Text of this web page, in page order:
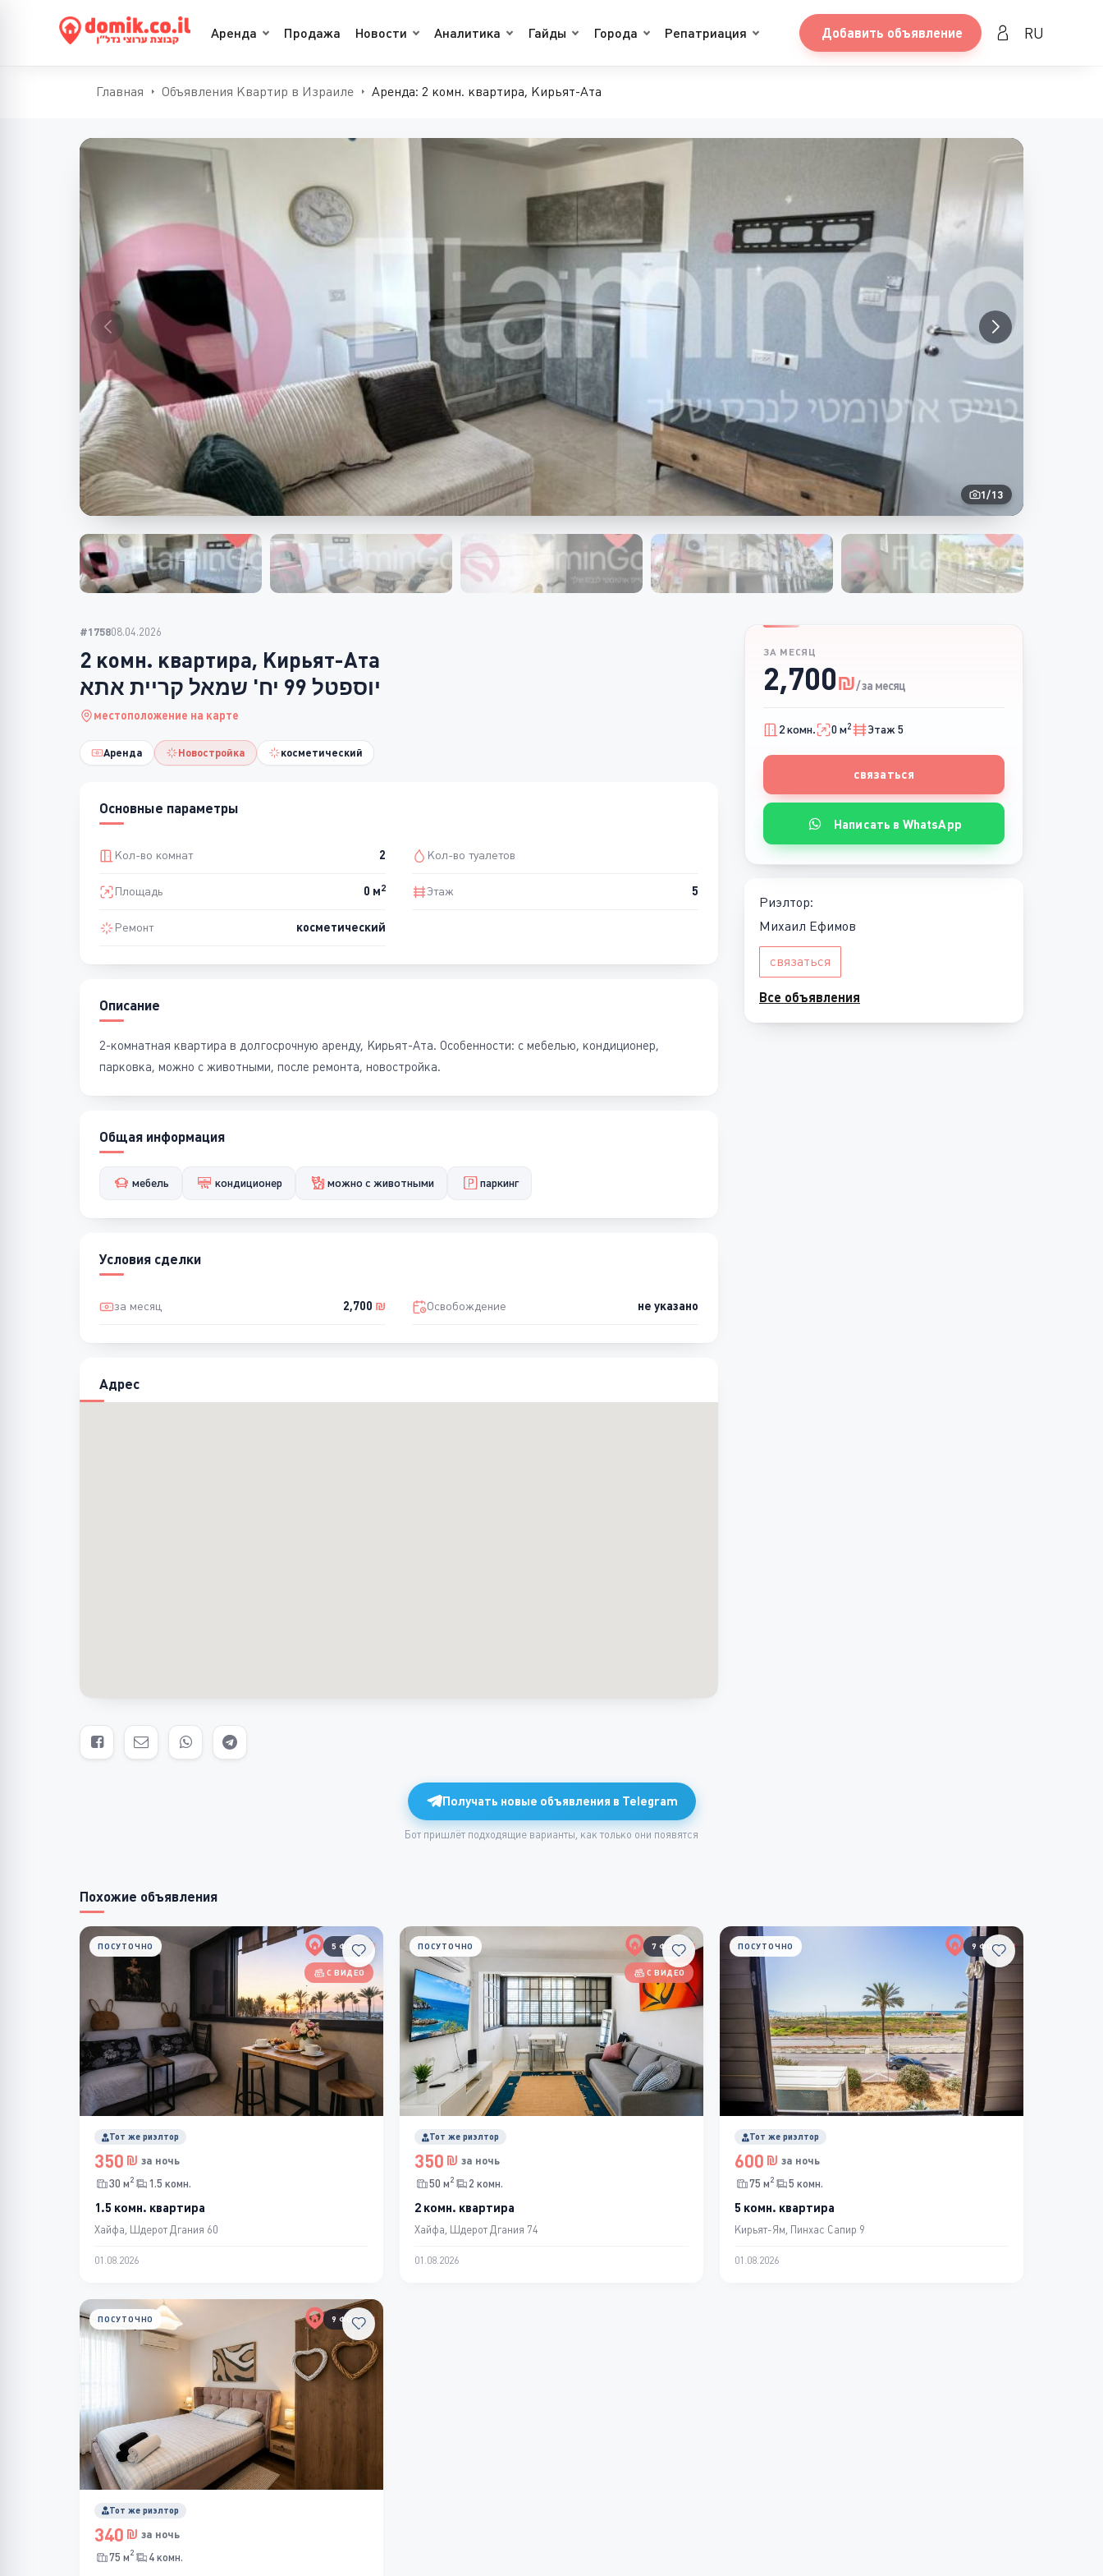
Аренда Продажа Новости Аналитика Гайды Города Репатриация Добавить объявление RU
Главная Объявления Квартир в Израиле Аренда: 2 комн. квартира, Кирьят-Ата
1/13
ЗА МЕСЯЦ
2,700₪/ за месяц
2 комн. 0 м2 Этаж 5
связаться
Написать в WhatsApp
Риэлтор:
Михаил Ефимов
связаться
Все объявления
#175808.04.2026
2 комн. квартира, Кирьят-Ата
יוספטל 99 יח' שמאל קריית אתא
местоположение на карте
Аренда Новостройка косметический
Основные параметры
Кол-во комнат 2 Кол-во туалетов
Площадь 0 м2 Этаж 5
Ремонт косметический
Описание
2-комнатная квартира в долгосрочную аренду, Кирьят-Ата. Особенности: с мебелью, кондиционер,
парковка, можно с животными, после ремонта, новостройка.
Общая информация
мебель кондиционер можно с животными паркинг
Условия сделки
за месяц 2,700 ₪ Освобождение не указано
Адрес
Получать новые объявления в Telegram
Бот пришлёт подходящие варианты, как только они появятся
Похожие объявления
5 ФОТО
С ВИДЕО
ПОСУТОЧНО
Тот же риэлтор
350
за ночь
30 м2 1.5 комн.
1.5 комн. квартира
Хайфа, Шдерот Дгания 60
01.08.2026
7 ФОТО
С ВИДЕО
ПОСУТОЧНО
Тот же риэлтор
350
за ночь
50 м2 2 комн.
2 комн. квартира
Хайфа, Шдерот Дгания 74
01.08.2026
9 ФОТО
ПОСУТОЧНО
Тот же риэлтор
600
за ночь
75 м2 5 комн.
5 комн. квартира
Кирьят-Ям, Пинхас Сапир 9
01.08.2026
9 ФОТО
ПОСУТОЧНО
Тот же риэлтор
340
за ночь
75 м2 4 комн.